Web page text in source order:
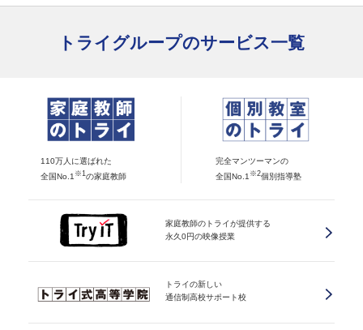
トライグループのサービス一覧
110万人に選ばれた
全国No.1 ※1 の家庭教師
完全マンツーマンの
全国No.1 ※2個別指導塾
家庭教師のトライが提供する
永久0円の映像授業
トライの新しい
通信制高校サポート校